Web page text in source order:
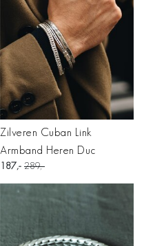
Zilveren Cuban Link
Armband Heren Duc
187 289